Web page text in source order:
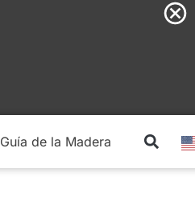
Guía de la Madera